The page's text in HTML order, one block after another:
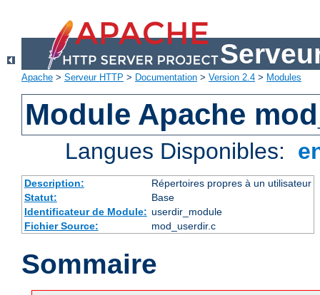
Apache > Serveur HTTP > Documentation > Version 2.4 > Modules
Module Apache
Langues Disponibles:
Description:
Répertoires propres à un utilisateur
Statut:
Base
Identificateur de Module: userdir_module
Fichier Source:
mod_userdir.c
Sommaire